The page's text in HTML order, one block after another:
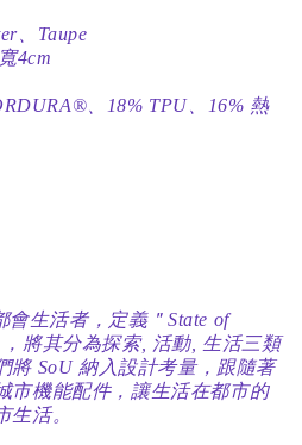
、 Taupe
4cm
、18% TPU、16% 熱
生活者，定義＂State of
將其分為探索, 活動, 生活三類
將 SoU 納入設計考量，跟隨著
市機能配件，讓生活在都市的
生活。